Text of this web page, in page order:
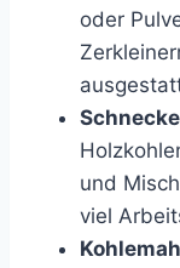
oder
und
viel